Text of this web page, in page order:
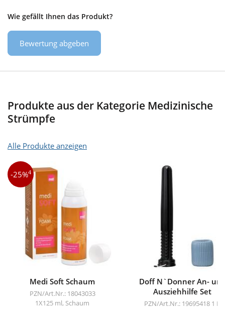
Wie gefällt Ihnen das Produkt?
Bewertung abgeben
Produkte aus der Kategorie Medizinische
Strümpfe
Alle Produkte anzeigen
-25%4
Medi Soft Schaum
PZN/Art.Nr.: 18043033
1X125 ml, Schaum
Doff N`Donner An-
Ausziehhilfe Set
PZN/Art.Nr.: 19695418 1 P